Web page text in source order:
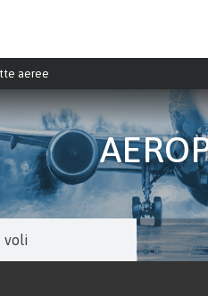
aeree
voli